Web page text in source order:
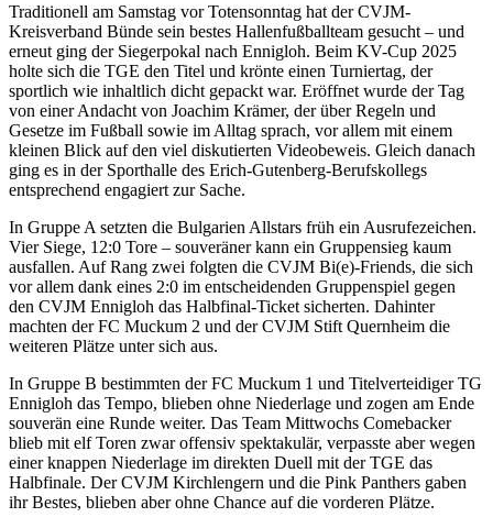
Traditionell am Samstag vor Totensonntag hat der CVJM-
Kreisverband Bünde sein bestes Hallenfußballteam gesucht – und
erneut ging der Siegerpokal nach Ennigloh. Beim KV-Cup 2025
holte sich die TGE den Titel und krönte einen Turniertag, der
sportlich wie inhaltlich dicht gepackt war. Eröffnet wurde der Tag
von einer Andacht von Joachim Krämer, der über Regeln und
Gesetze im Fußball sowie im Alltag sprach, vor allem mit einem
kleinen Blick auf den viel diskutierten Videobeweis. Gleich danach
ging es in der Sporthalle des Erich-Gutenberg-Berufskollegs
entsprechend engagiert zur Sache.
In Gruppe A setzten die Bulgarien Allstars früh ein Ausrufezeichen.
Vier Siege, 12:0 Tore – souveräner kann ein Gruppensieg kaum
ausfallen. Auf Rang zwei folgten die CVJM Bi(e)-Friends, die sich
vor allem dank eines 2:0 im entscheidenden Gruppenspiel gegen
den CVJM Ennigloh das Halbfinal-Ticket sicherten. Dahinter
machten der FC Muckum 2 und der CVJM Stift Quernheim die
weiteren Plätze unter sich aus.
In Gruppe B bestimmten der FC Muckum 1 und Titelverteidiger TG
Ennigloh das Tempo, blieben ohne Niederlage und zogen am Ende
souverän eine Runde weiter. Das Team Mittwochs Comebacker
blieb mit elf Toren zwar offensiv spektakulär, verpasste aber wegen
einer knappen Niederlage im direkten Duell mit der TGE das
Halbfinale. Der CVJM Kirchlengern und die Pink Panthers gaben
ihr Bestes, blieben aber ohne Chance auf die vorderen Plätze.